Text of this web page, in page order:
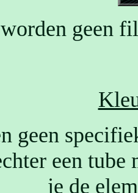
geen
geen
een tube
je de